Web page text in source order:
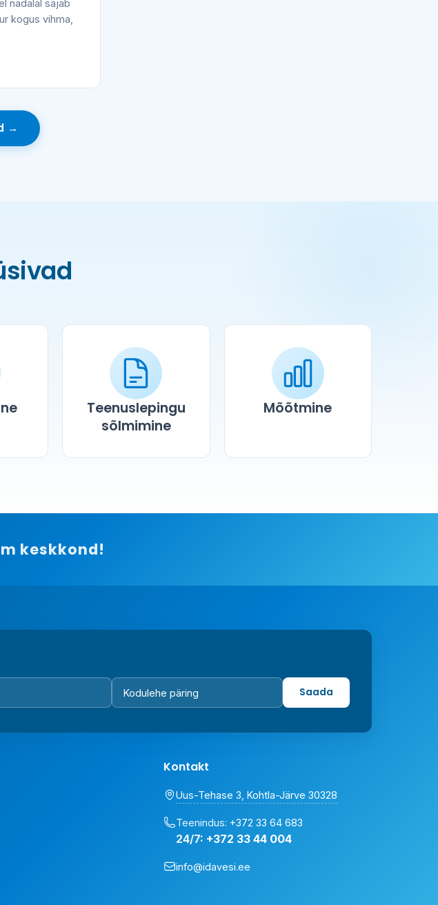
nädalal sajab
kogus vihma,
→
Teenuslepingu
sõlmimine
Mõõtmine
keskkond!
Saada
Kontakt
Uus-Tehase 3, Kohtla-Järve 30328
Teenindus: +372 33 64 683
24/7: +372 33 44 004
info@idavesi.ee